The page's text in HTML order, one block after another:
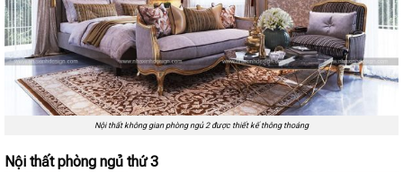
Nội thất không gian phòng ngủ 2 được thiết kế thông thoáng
Nội thất phòng ngủ thứ 3